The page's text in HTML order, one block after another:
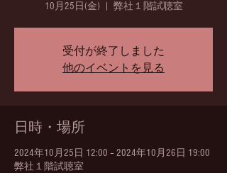
10月25日(金)
  |
弊社１階試聴室
受付が終了しました
他のイベントを見る
日時・場所
2024年10月25日 12:00 – 2024年10月26日 19:00
弊社１階試聴室